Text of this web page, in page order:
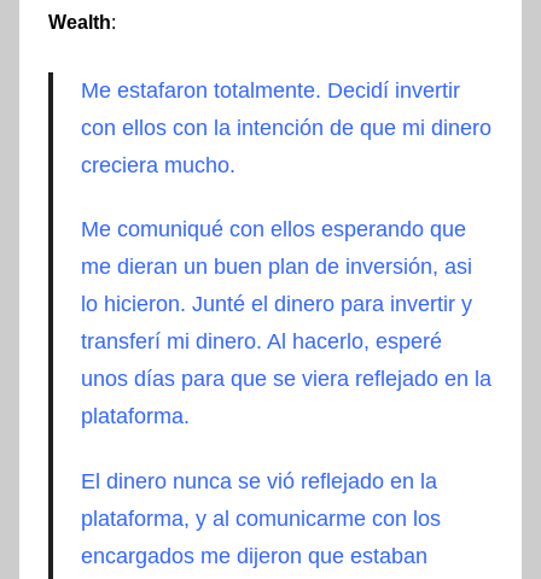
Wealth:
Me estafaron totalmente. Decidí invertir
con ellos con la intención de que mi dinero
creciera mucho.
Me comuniqué con ellos esperando que
me dieran un buen plan de inversión, asi
lo hicieron. Junté el dinero para invertir y
transferí mi dinero. Al hacerlo, esperé
unos días para que se viera reflejado en la
plataforma.
El dinero nunca se vió reflejado en la
plataforma, y al comunicarme con los
encargados me dijeron que estaban